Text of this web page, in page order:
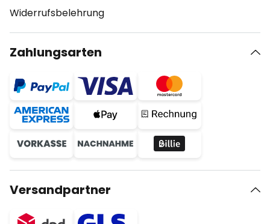
Widerrufsbelehrung
Zahlungsarten
Versandpartner